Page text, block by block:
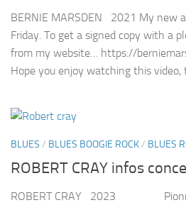
BERNIE MARSDEN 2021 My new
Friday. To get a signed copy with a
from my website… https://
Hope you enjoy watching this video,
BLUES / BLUES BOOGIE ROCK/ BLUES
ROBERT CRAY infos
ROBERT CRAY 2023